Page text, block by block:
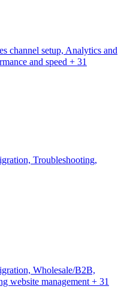
channel setup, Analytics and
and speed + 31
Troubleshooting,
Wholesale/B2B,
website management + 31